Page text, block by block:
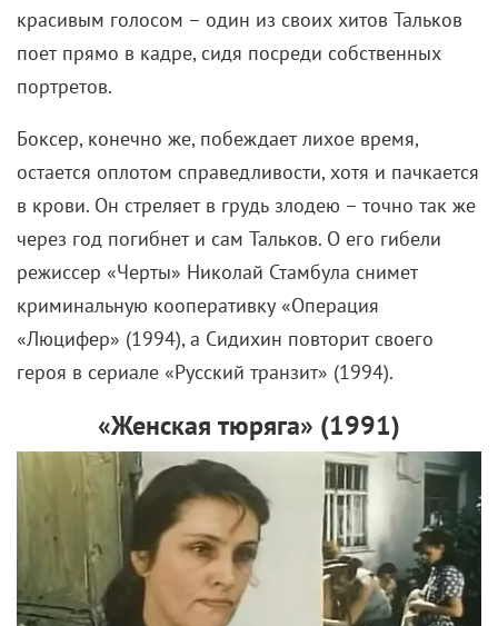
красивым голосом – один из своих хитов Тальков
поет прямо в кадре, сидя посреди собственных
портретов.
Боксер, конечно же, побеждает лихое время,
остается оплотом справедливости, хотя и пачкается
в крови. Он стреляет в грудь злодею – точно так же
через год погибнет и сам Тальков. О его гибели
режиссер «Черты» Николай Стамбула снимет
криминальную кооперативку «Операция
«Люцифер» (1994), а Сидихин повторит своего
героя в сериале «Русский транзит» (1994).
«Женская тюряга» (1991)